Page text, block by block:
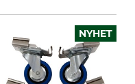
NYHET